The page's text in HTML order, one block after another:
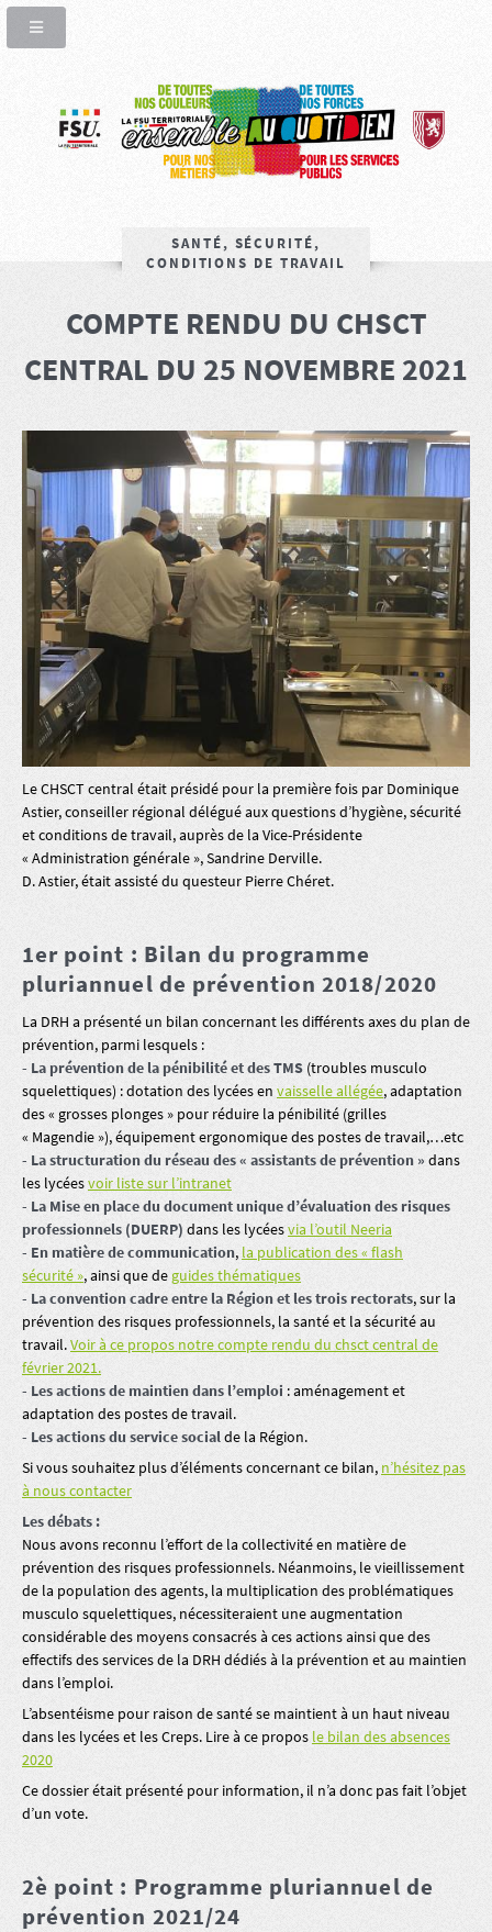
SANTÉ, SÉCURITÉ,
CONDITIONS DE TRAVAIL
COMPTE RENDU DU CHSCT
CENTRAL DU 25 NOVEMBRE 2021
Le CHSCT central était présidé pour la première fois par Dominique
Astier, conseiller régional délégué aux questions d’hygiène, sécurité
et conditions de travail, auprès de la Vice-Présidente
« Administration générale », Sandrine Derville.
D. Astier, était assisté du questeur Pierre Chéret.
1er point : Bilan du programme
pluriannuel de prévention 2018/2020
La DRH a présenté un bilan concernant les différents axes du plan de
prévention, parmi lesquels :
- La prévention de la pénibilité et des TMS (troubles musculo
squelettiques) : dotation des lycées en vaisselle allégée, adaptation
des « grosses plonges » pour réduire la pénibilité (grilles
« Magendie »), équipement ergonomique des postes de travail,…etc
- La structuration du réseau des « assistants de prévention » dans
les lycéesvoir liste sur l’intranet
- La Mise en place du document unique d’évaluation des risques
professionnels (DUERP) dans les lycéesvia l’outil Neeria
- En matière de communication, la publication des « flash
sécurité », ainsi que de guides thématiques
- La convention cadre entre la Région et les trois rectorats, sur la
prévention des risques professionnels, la santé et la sécurité au
travail.Voir à ce propos notre compte rendu du chsct central de
février 2021.
- Les actions de maintien dans l’emploi : aménagement et
adaptation des postes de travail.
- Les actions du service social de la Région.
Si vous souhaitez plus d’éléments concernant ce bilan, n’hésitez pas
à nous contacter
Les débats :
Nous avons reconnu l’effort de la collectivité en matière de
prévention des risques professionnels. Néanmoins, le vieillissement
de la population des agents, la multiplication des problématiques
musculo squelettiques, nécessiteraient une augmentation
considérable des moyens consacrés à ces actions ainsi que des
effectifs des services de la DRH dédiés à la prévention et au maintien
dans l’emploi.
L’absentéisme pour raison de santé se maintient à un haut niveau
dans les lycées et les Creps. Lire à ce propos le bilan des absences
2020
Ce dossier était présenté pour information, il n’a donc pas fait l’objet
d’un vote.
2è point : Programme pluriannuel de
prévention 2021/24